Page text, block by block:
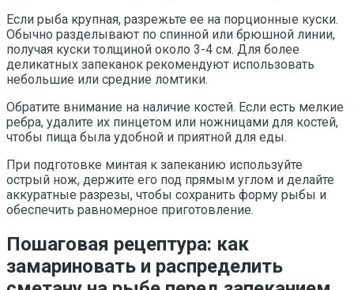
Если рыба крупная, разрежьте ее на порционные куски.
Обычно разделывают по спинной или брюшной линии,
получая куски толщиной около 3-4 см. Для более
деликатных запеканок рекомендуют использовать
небольшие или средние ломтики.
Обратите внимание на наличие костей. Если есть мелкие
ребра, удалите их пинцетом или ножницами для костей,
чтобы пища была удобной и приятной для еды.
При подготовке минтая к запеканию используйте
острый нож, держите его под прямым углом и делайте
аккуратные разрезы, чтобы сохранить форму рыбы и
обеспечить равномерное приготовление.
Пошаговая рецептура: как
замариновать и распределить